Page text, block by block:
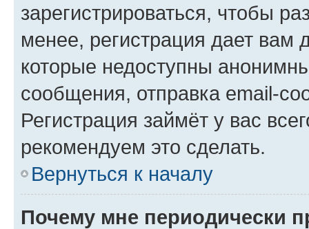
зарегистрироваться, чтобы
менее, регистрация дает вам
которые недоступны
сообщения, отправка email-
Регистрация займёт у вас
рекомендуем это сделать.
Вернуться к началу
Почему мне периодически